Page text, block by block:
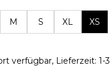
M S XL XS
verfügbar, Lieferzeit: 1-